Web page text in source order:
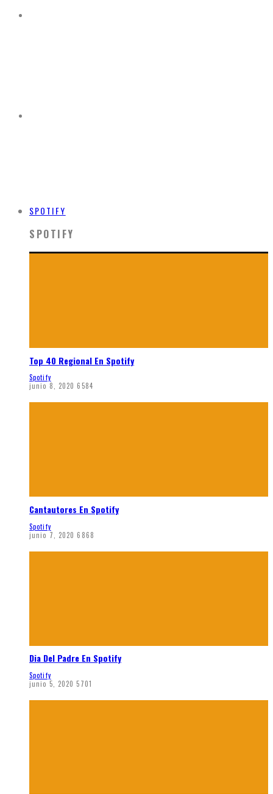
SPOTIFY
SPOTIFY
Top 40 Regional En Spotify
Spotify
junio 8, 2020 6584
Cantautores En Spotify
Spotify
junio 7, 2020 6868
Dia Del Padre En Spotify
Spotify
junio 5, 2020 5701